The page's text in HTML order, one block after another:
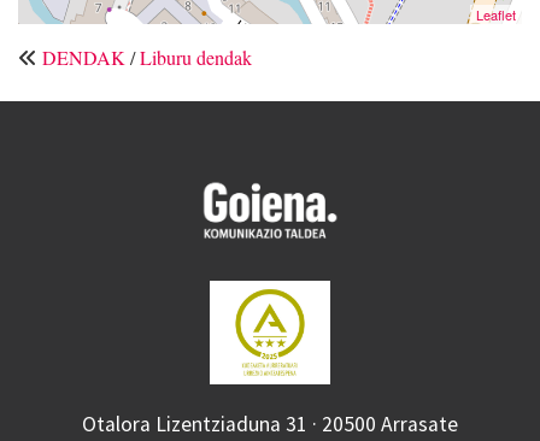
Leaflet
DENDAK /Liburu dendak
Otalora Lizentziaduna 31 · 20500 Arrasate